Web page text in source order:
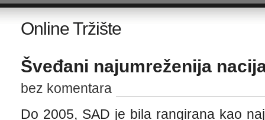
Online Tržište
Šveđani najumreženija
bez komentara
Do 2005, SAD je bila rangirana kao